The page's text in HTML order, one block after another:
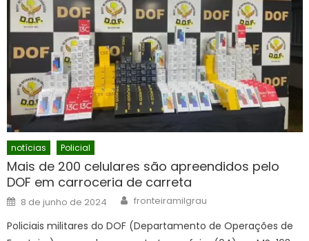
notícias Policial
Mais de 200 celulares são apreendidos pelo
DOF em carroceria de carreta
Posted
on
8 de junho de 2024 Author
fronteiramilgrau
Policiais militares do DOF (Departamento de Operações de